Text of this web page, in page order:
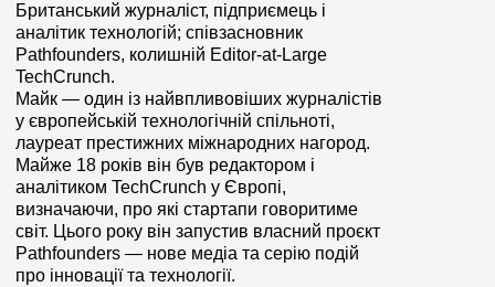
Британський журналіст, підприємець і
аналітик технологій; співзасновник
Pathfounders, колишній Editor-at-Large
TechCrunch.
Майк — один із найвпливовіших журналістів
у європейській технологічній спільноті,
лауреат престижних міжнародних нагород.
Майже 18 років він був редактором і
аналітиком TechCrunch у Європі,
визначаючи, про які стартапи говоритиме
світ. Цього року він запустив власний проєкт
Pathfounders — нове медіа та серію подій
про інновації та технології.